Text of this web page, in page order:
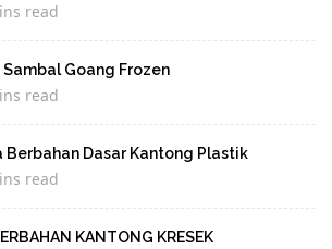
read
Sambal Goang Frozen
read
Berbahan Dasar Kantong Plastik
read
KANTONG KRESEK